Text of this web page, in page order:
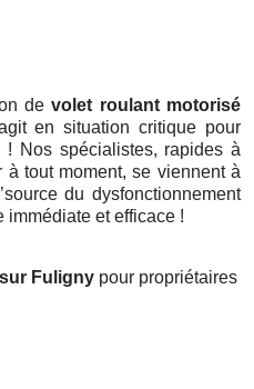
devolet roulant motorisé
en situation critique pour
Nos spécialistes, rapides à
à tout moment, se viennent à
du dysfonctionnement
immédiate et efficace !
Fuligny pour propriétaires